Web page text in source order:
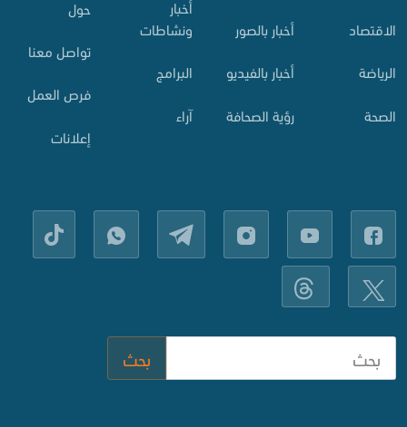
الاقتصاد
الرياضة
الصحة
أخبار بالصور
أخبار بالفيديو
رؤية الصحافة
أخبار
ونشاطات
البرامج
آراء
حول
تواصل معنا
فرص العمل
إعلانات
بحث